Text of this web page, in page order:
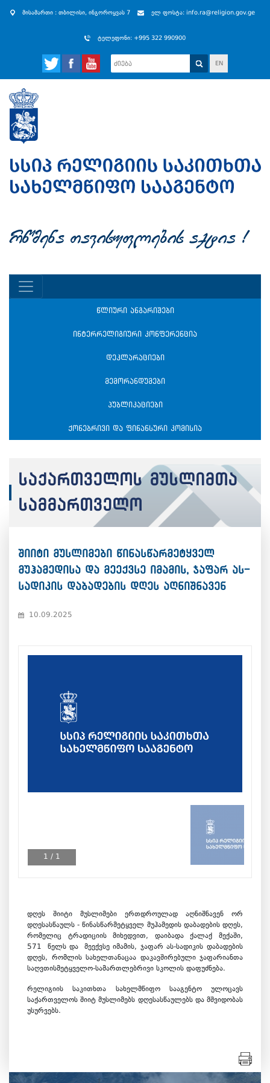
მისამართი : თბილისი, ინგოროყვას 7 ელ ფოსტა: info.ra@religion.gov.ge
ტელეფონი: +995 322 990900
EN
rwmena Tavisuflebis aqtia !
წლიური ანგარიშები
ინტერრელიგიური კონფერენცია
დეკლარაციები
მემორანდუმები
პუბლიკაციები
ქონებრივი და ფინანსური კომისია
საქართველოს მუსლიმთა
სამმართველო
შიიტი მუსლიმები წინასწარმეტყველ
მუჰამედისა და მეექვსე იმამის, ჯაფარ ას-
სადიკის დაბადების დღეს აღნიშნავენ
10.09.2025
1 / 1
დღეს შიიტი მუსლიმები ერთდროულად აღნიშნავენ ორ
დღესასწაულს - წინასწარმეტყველ მუჰამედის დაბადების დღეს,
რომელიც ტრადიციის მიხედვით, დაიბადა ქალაქ მექაში,
571 წელს და მეექვსე იმამის, ჯაფარ ას-სადიკის დაბადების
დღეს, რომლის სახელთანაცაა დაკავშირებული ჯაფარიანთა
საღვთისმეტყველო-სამართლებრივი სკოლის დაფუძნება.
რელიგიის საკითხთა სახელმწიფო სააგენტო ულოცავს
საქართველოს შიიტ მუსლიმებს დღესასწაულებს და მშვიდობას
უსურვებს.